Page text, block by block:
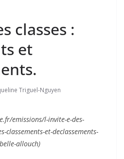
classes :
et
Triguel-Nguyen
emissions/l-invite-e-des-
classements-et-declassements-
allouch)